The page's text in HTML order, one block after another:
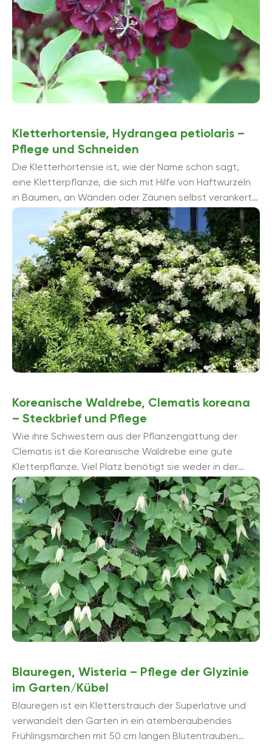
Kletterhortensie, Hydrangea petiolaris –
Pflege und Schneiden
Die Kletterhortensie ist, wie der Name schon sagt,
eine Kletterpflanze, die sich mit Hilfe von Haftwurzeln
in Bäumen, an Wänden oder Zäunen selbst verankert
und somit auch ...
Koreanische Waldrebe, Clematis koreana
– Steckbrief und Pflege
Wie ihre Schwestern aus der Pflanzengattung der
Clematis ist die Koreanische Waldrebe eine gute
Kletterpflanze. Viel Platz benötigt sie weder in der
Erde noch in einem Kübel. Denn ...
Blauregen, Wisteria – Pflege der Glyzinie
im Garten/Kübel
Blauregen ist ein Kletterstrauch der Superlative und
verwandelt den Garten in ein atemberaubendes
Frühlingsmärchen mit 50 cm langen Blütentrauben